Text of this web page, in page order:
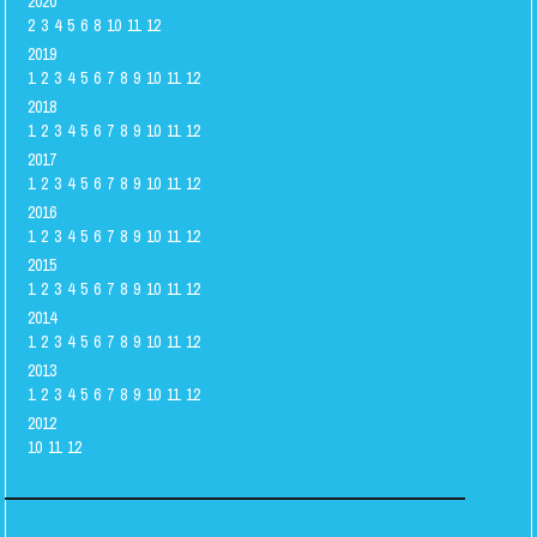
2 3 4 5 6 8 10 11 12
2019
1 2 3 4 5 6 7 8 9 10 11 12
2018
1 2 3 4 5 6 7 8 9 10 11 12
2017
1 2 3 4 5 6 7 8 9 10 11 12
2016
1 2 3 4 5 6 7 8 9 10 11 12
2015
1 2 3 4 5 6 7 8 9 10 11 12
2014
1 2 3 4 5 6 7 8 9 10 11 12
2013
1 2 3 4 5 6 7 8 9 10 11 12
2012
10 11 12